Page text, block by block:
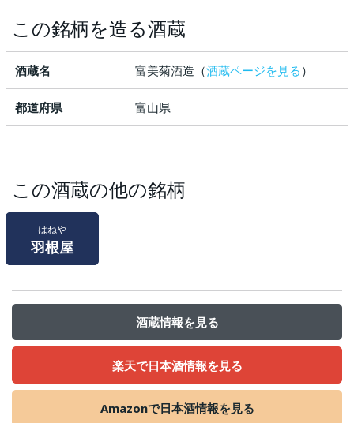
この銘柄を造る酒蔵
酒蔵名 富美菊酒造（酒蔵ページを見る ）
都道府県 富山県
この酒蔵の他の銘柄
はねや
羽根屋
酒蔵情報を見る
楽天で日本酒情報を見る
Amazonで日本酒情報を見る